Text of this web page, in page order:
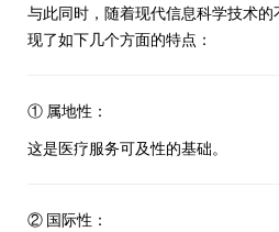
与此同时，随着现代信息科学技术
现了如下几个方面的特点：
① 属地性：
这是医疗服务可及性的基础。
② 国际性：